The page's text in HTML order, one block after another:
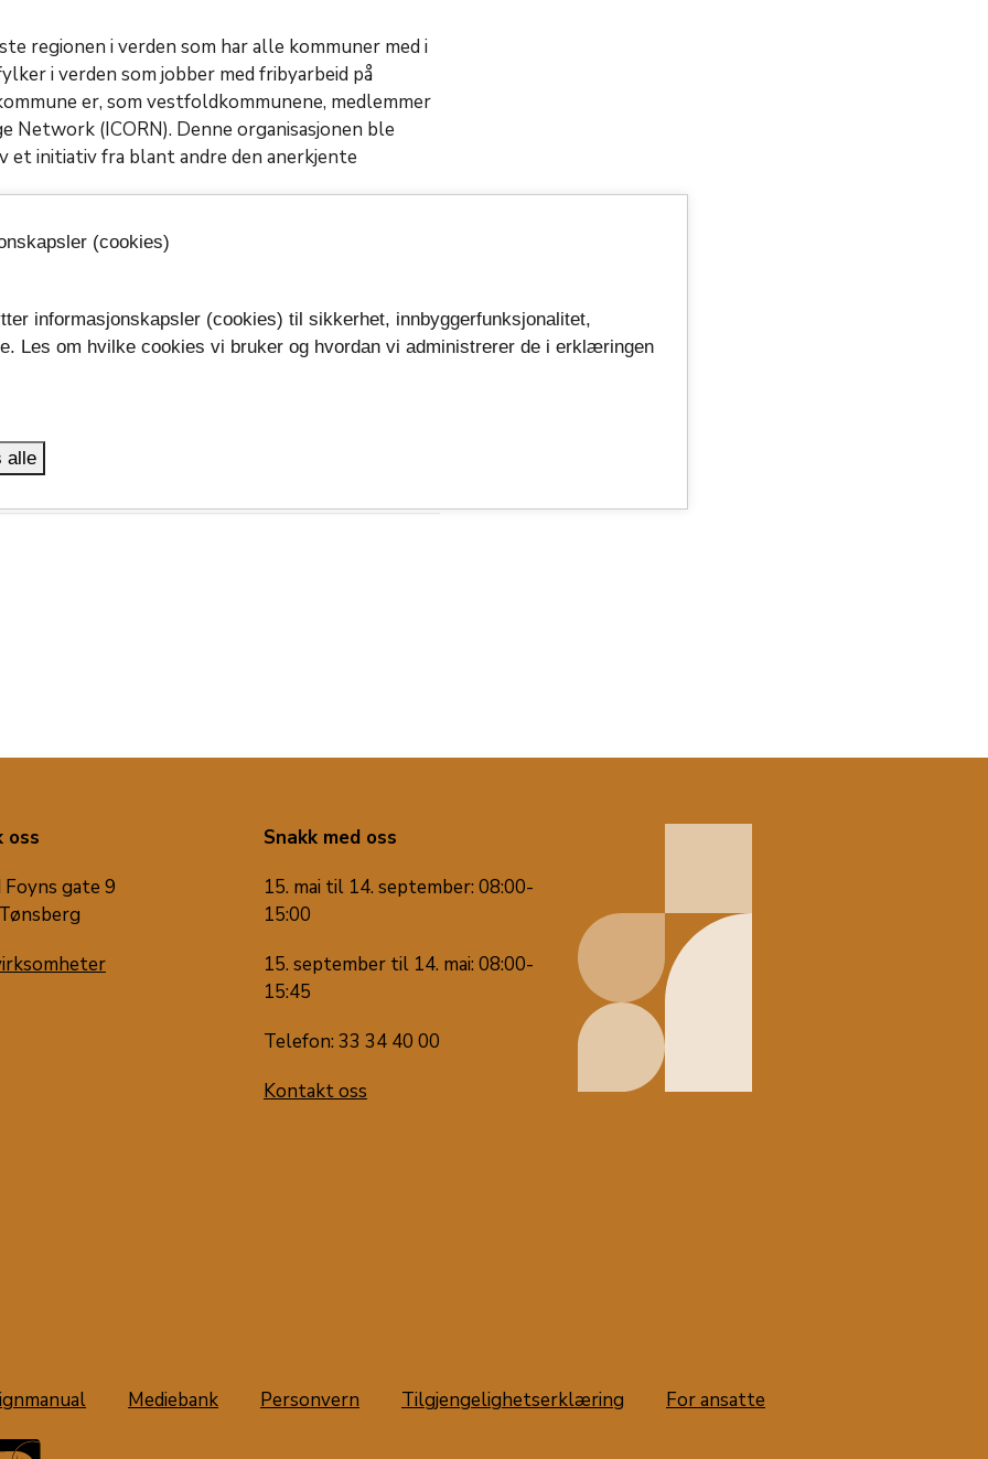
regionen i verden som har alle kommuner med i
i verden som jobber med fribyarbeid på
er, som vestfoldkommunene, medlemmer
Network (ICORN). Denne organisasjonen ble
initiativ fra blant andre den anerkjente
ytringsfrihetsarbeid. Gjennom
knyttet til et internasjonalt nettverk som
er et viktig bidrag inn i fylkets
Vestfold, sier teamleder bibliotek i Vestfold
gitt beskyttelse til rundt ti forfattere
opprinnelsesland i Asia, Midt-Østen og Afrika.
gjennom FNs Høykommisær for flyktninger, i
oss
Foyns gate 9
Snakk med oss
15. mai til 14. september: 08:00-
15:00
15. september til 14. mai: 08:00-
15:45
Telefon: 33 34 40 00
Kontakt oss
Mediebank Personvern Tilgjengelighetserklæring For ansatte
(cookies)
informasjonskapsler (cookies) til sikkerhet, innbyggerfunksjonalitet,
Les om hvilke cookies vi bruker og hvordan vi administrerer de i erklæringen
alle